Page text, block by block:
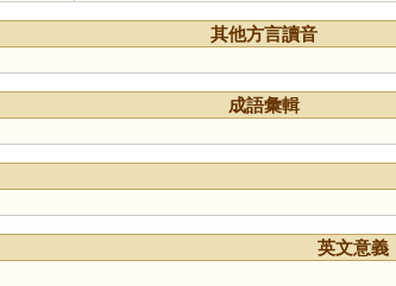
其他方言讀音
成語彙輯
英文意義